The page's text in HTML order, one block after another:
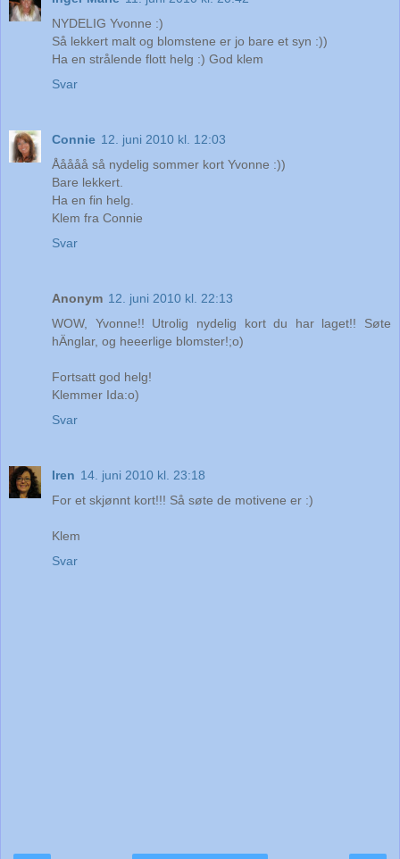
NYDELIG Yvonne :)
Så lekkert malt og blomstene er jo bare et syn :))
Ha en strålende flott helg :) God klem
Svar
Connie 12. juni 2010 kl. 12:03
Ååååå så nydelig sommer kort Yvonne :))
Bare lekkert.
Ha en fin helg.
Klem fra Connie
Svar
Anonym 12. juni 2010 kl. 22:13
WOW, Yvonne!! Utrolig nydelig kort du har laget!! Søte
hÄnglar, og heeerlige blomster!;o)
Fortsatt god helg!
Klemmer Ida:o)
Svar
Iren 14. juni 2010 kl. 23:18
For et skjønnt kort!!! Så søte de motivene er :)
Klem
Svar